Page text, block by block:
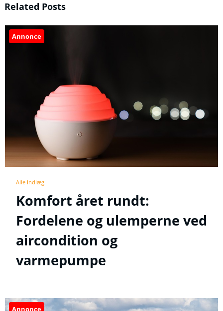
Related Posts
Annonce
Alle Indlæg
Komfort året rundt:
Fordelene og ulemperne ved
aircondition og
varmepumpe
Annonce